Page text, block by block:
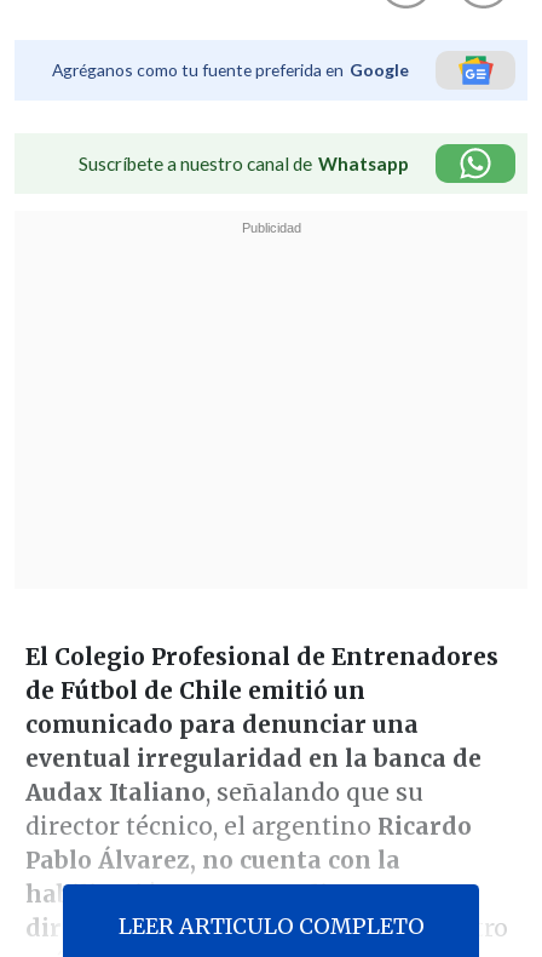
Agréganos como tu fuente preferida en Google
Suscríbete a nuestro canal de Whatsapp
El Colegio Profesional de Entrenadores
de Fútbol de Chile emitió un
comunicado para denunciar una
eventual irregularidad en la banca de
Audax Italiano, señalando que su
director técnico, el argentino Ricardo
Pablo Álvarez, no cuenta con la
habilitación correspondiente para
dirigir en el profesionalismode nuestro
LEER ARTICULO COMPLETO